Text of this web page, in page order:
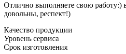
Отлично выполняете свою работу:)
довольны, респект!)
Качество продукции
Уровень сервиса
Срок изготовления